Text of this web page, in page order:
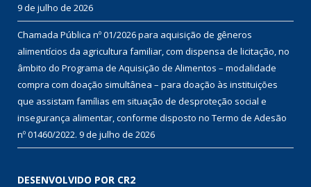
9 de julho de 2026
Chamada Pública nº 01/2026 para aquisição de gêneros
alimentícios da agricultura familiar, com dispensa de licitação, no
âmbito do Programa de Aquisição de Alimentos – modalidade
compra com doação simultânea – para doação às instituições
que assistam famílias em situação de desproteção social e
insegurança alimentar, conforme disposto no Termo de Adesão
nº 01460/2022. 9 de julho de 2026
DESENVOLVIDO POR CR2